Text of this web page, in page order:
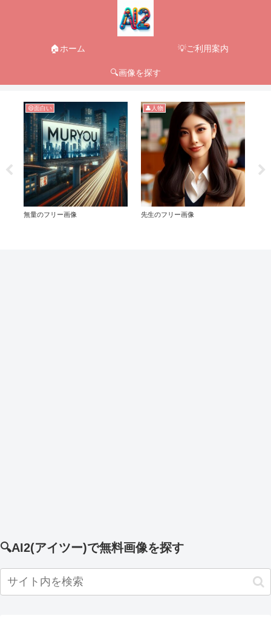
🏠ホーム 💡ご利用案内
🔍画像を探す
😄面白い
無量のフリー画像
👤人物
先生のフリー画像
🔍AI2(アイツー)で無料画像を探す